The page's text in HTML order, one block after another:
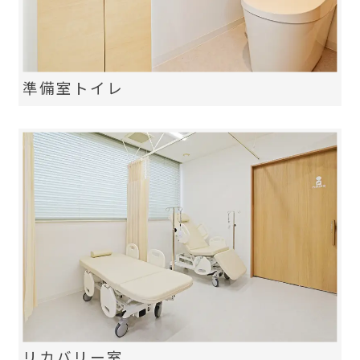
準備室トイレ